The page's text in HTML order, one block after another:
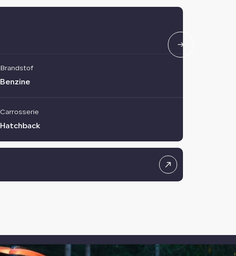
Brandstof
Benzine
Carrosserie
Hatchback